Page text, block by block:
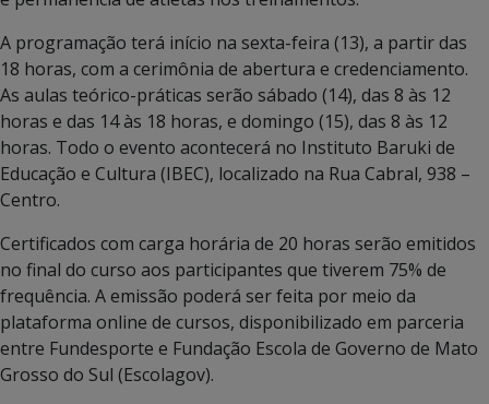
A programação terá início na sexta-feira (13), a partir das
18 horas, com a cerimônia de abertura e credenciamento.
As aulas teórico-práticas serão sábado (14), das 8 às 12
horas e das 14 às 18 horas, e domingo (15), das 8 às 12
horas. Todo o evento acontecerá no Instituto Baruki de
Educação e Cultura (IBEC), localizado na Rua Cabral, 938 –
Centro.
Certificados com carga horária de 20 horas serão emitidos
no final do curso aos participantes que tiverem 75% de
frequência. A emissão poderá ser feita por meio da
plataforma online de cursos, disponibilizado em parceria
entre Fundesporte e Fundação Escola de Governo de Mato
Grosso do Sul (Escolagov).